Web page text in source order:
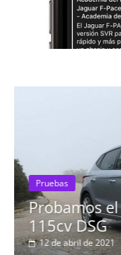
Pruebas
Probamos el
115cv DSG
12 de abril de 2021